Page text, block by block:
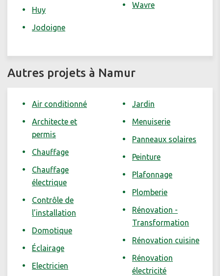
Huy
Jodoigne
Wavre
Autres projets à Namur
Air conditionné
Architecte et
permis
Chauffage
Chauffage
électrique
Contrôle de
l’installation
Domotique
Éclairage
Electricien
Jardin
Menuiserie
Panneaux solaires
Peinture
Plafonnage
Plomberie
Rénovation -
Transformation
Rénovation cuisine
Rénovation
électricité